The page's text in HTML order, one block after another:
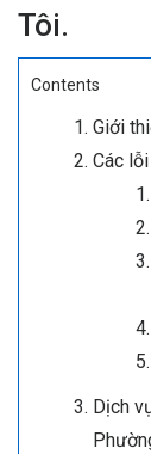
Tôi.
Contents
Giới
Các
Dịch